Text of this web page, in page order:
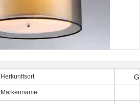
Herkunftsort
Markenname